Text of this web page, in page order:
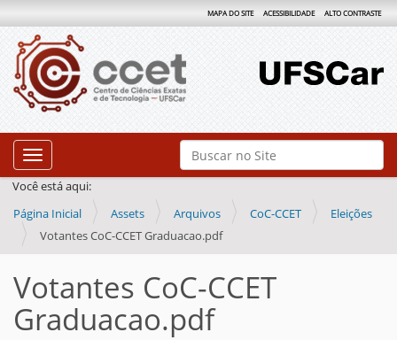
Busca
Busca Avançada…
MAPA DO SITE ACESSIBILIDADE ALTO CONTRASTE
Toggle navigation
Você está aqui:
Página Inicial
Assets Arquivos CoC-CCET
Eleições
Votantes CoC-CCET Graduacao.pdf
Votantes CoC-CCET
Graduacao.pdf